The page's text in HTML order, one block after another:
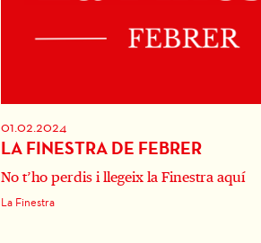
01.02.2024
LA FINESTRA DE FEBRER
No t’ho perdis i llegeix la Finestra aquí
La Finestra